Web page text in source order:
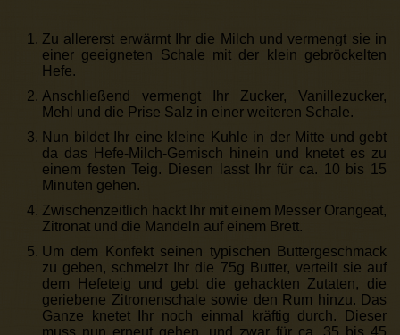
Zu allererst erwärmt Ihr die Milch und vermengt sie in
einer geeigneten Schale mit der klein gebröckelten
Hefe.
Anschließend vermengt Ihr Zucker, Vanillezucker,
Mehl und die Prise Salz in einer weiteren Schale.
Nun bildet Ihr eine kleine Kuhle in der Mitte und gebt
da das Hefe-Milch-Gemisch hinein und knetet es zu
einem festen Teig. Diesen lasst Ihr für ca. 10 bis 15
Minuten gehen.
Zwischenzeitlich hackt Ihr mit einem Messer Orangeat,
Zitronat und die Mandeln auf einem Brett.
Um dem Konfekt seinen typischen Buttergeschmack
zu geben, schmelzt Ihr die 75g Butter, verteilt sie auf
dem Hefeteig und gebt die gehackten Zutaten, die
geriebene Zitronenschale sowie den Rum hinzu. Das
Ganze knetet Ihr noch einmal kräftig durch. Dieser